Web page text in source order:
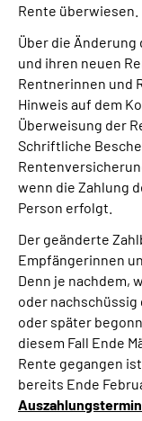
Rente überwiesen.
Über die
und ihren neuen
Rentnerinnen und
Hinweis auf dem
Überweisung der
Schriftliche
wenn die Zahlung
Person erfolgt.
Der geänderte
Empfängerinnen
Denn je nachdem,
oder nachschüssig
oder später
diesem Fall Ende
Rente gegangen
bereits Ende